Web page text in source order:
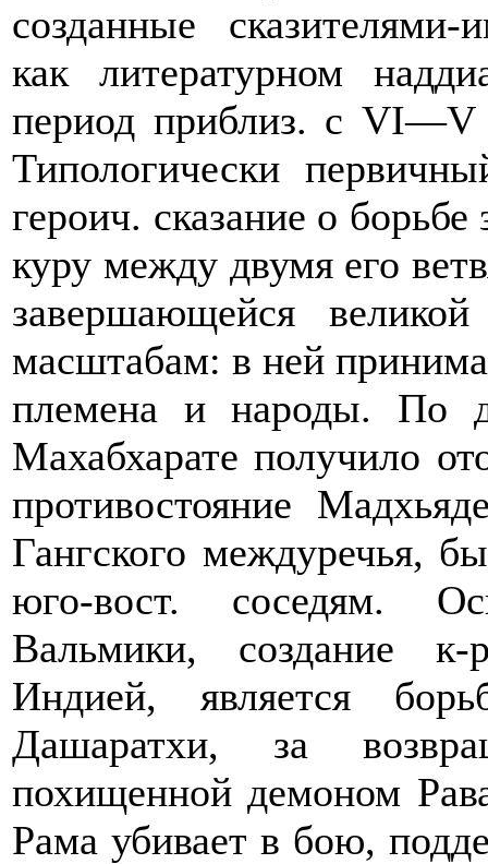
созданные
как литературном
период приблиз. с
Типологически
героич. сказание о
куру между двумя его
завершающейся
масштабам: в ней
племена и народы. По
Махабхарате получило
противостояние
Гангского междуречья,
юго-вост. соседям.
Вальмики, создание к-
Индией, является
Дашаратхи, за
похищенной демоном
Рама убивает в бою,